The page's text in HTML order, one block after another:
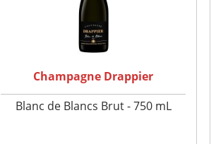
Champagne Drappier
Blanc de Blancs Brut - 750 mL